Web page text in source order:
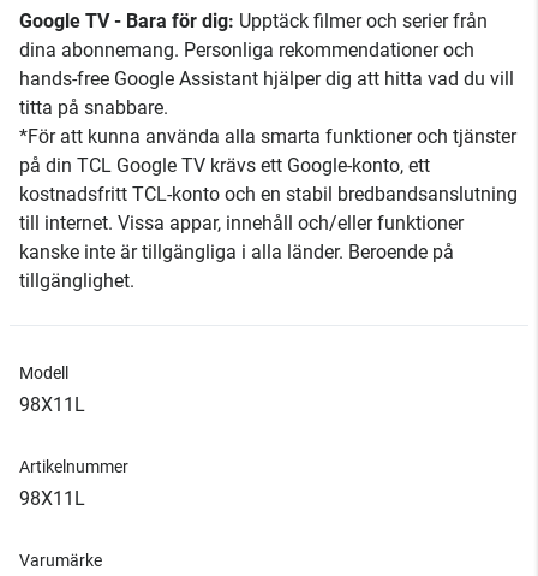
Google TV - Bara för dig: Upptäck filmer och serier från
dina abonnemang. Personliga rekommendationer och
hands-free Google Assistant hjälper dig att hitta vad du vill
titta på snabbare.
*För att kunna använda alla smarta funktioner och tjänster
på din TCL Google TV krävs ett Google-konto, ett
kostnadsfritt TCL-konto och en stabil bredbandsanslutning
till internet. Vissa appar, innehåll och/eller funktioner
kanske inte är tillgängliga i alla länder. Beroende på
tillgänglighet.
Modell
98X11L
Artikelnummer
98X11L
Varumärke